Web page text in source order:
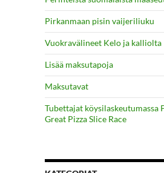
Pirkanmaan pisin vaijeriliuku
Vuokravälineet Kelo ja kalliolta
Lisää maksutapoja
Maksutavat
Tubettajat köysilaskeutumassa
Great Pizza Slice Race